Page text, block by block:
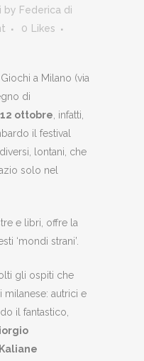
by Federica di
0
Likes
a Milano (via
di
ottobre , infatti,
il festival
lontani, che
solo nel
e libri, offre la
‘mondi strani’.
gli ospiti che
milanese: autrici e
il fantastico,